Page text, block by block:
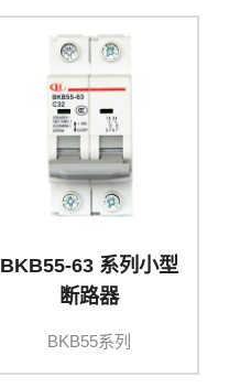
BKB55-63 系列小型
断路器
BKB55系列